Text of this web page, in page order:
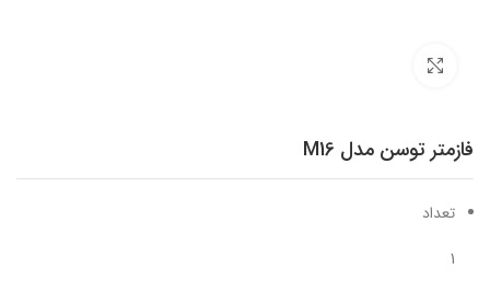
فازمتر توسن مدل M16
تعداد
1